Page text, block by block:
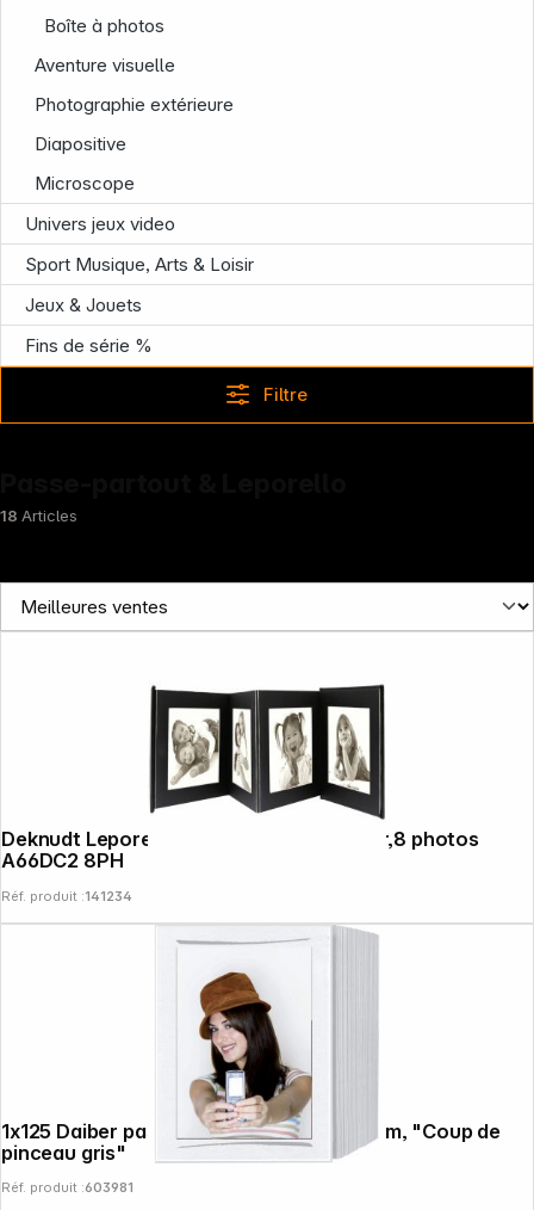
Boîte à photos
Aventure visuelle
Photographie extérieure
Diapositive
Microscope
Univers jeux video
Sport Musique, Arts & Loisir
Jeux & Jouets
Fins de série %
Filtre
18 Articles
Deknudt Leporello noir 8x15x20 similicuir,8 photos
A66DC2 8PH
Réf. produit :141234
1x125 Daiber passe-partout blanc 13x18cm, "Coup de
pinceau gris"
Réf. produit :603981
Infoterminal
News